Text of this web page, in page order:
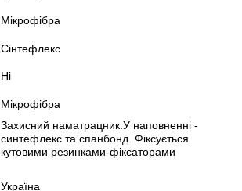
Мікрофібра
Сінтефлекс
Ні
Мікрофібра
Захисний наматрацник.У наповненні -
синтефлекс та спанбонд. Фіксується
кутовими резинками-фіксаторами
Україна